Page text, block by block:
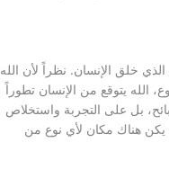
خلق الإنسان. نظراً لأن الله
الله يتوقع من الإنسان تطوراً
بل على التجربة واستخلاص
يكن هناك مكان لأي نوع من